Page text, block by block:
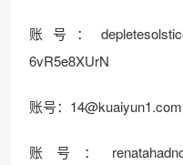
账号：
6vR5e8XUrN
账号： 14@kuaiyun1.com
账号：